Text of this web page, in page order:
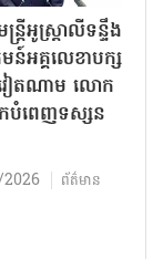
ត្រីអូស្ត្រាលីទន្ទឹង
មន៍អគ្គលេខាបក្ស
វៀតណាម លោក
ពេញទស្សន
ព័ត៌មាន